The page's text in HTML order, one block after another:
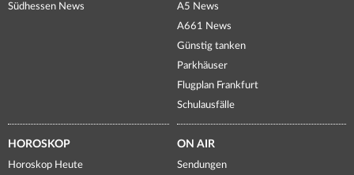
Südhessen News
A5 News
A661 News
Günstig tanken
Parkhäuser
Flugplan Frankfurt
Schulausfälle
HOROSKOP
Horoskop Heute
ON AIR
Sendungen